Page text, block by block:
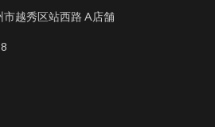
越秀区站西路 A店舗